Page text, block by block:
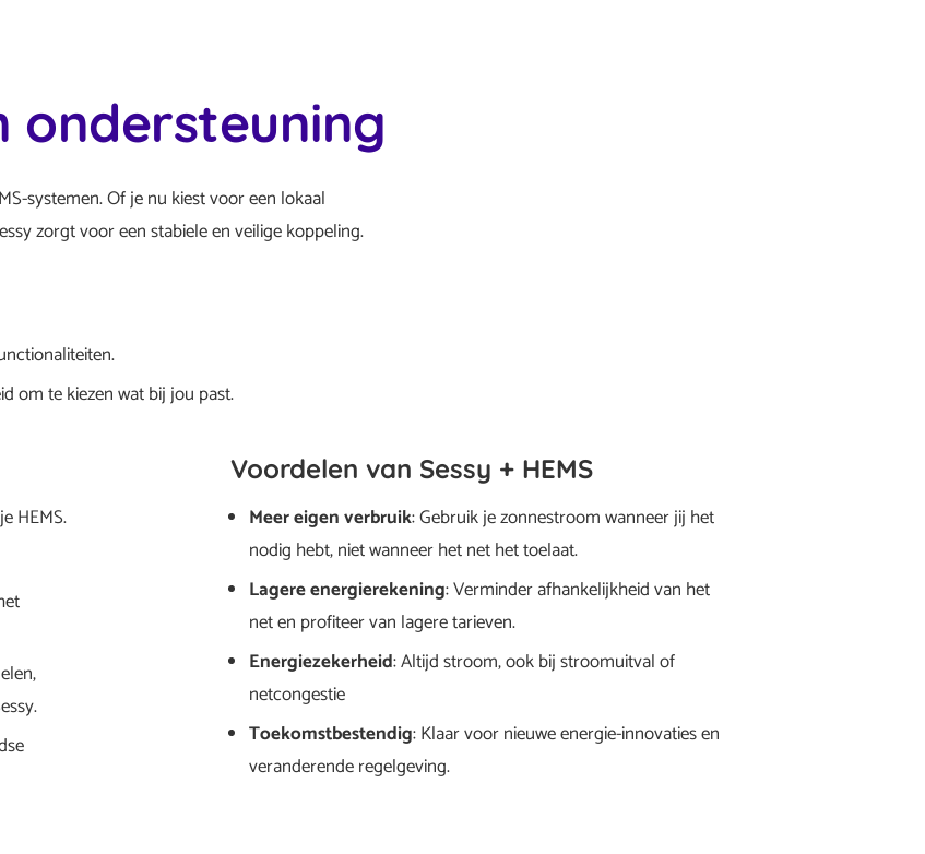
ondersteuning
systemen. Of je nu kiest voor een lokaal
zorgt voor een stabiele en veilige koppeling.
om te kiezen wat bij jou past.
HEMS.
Voordelen van Sessy + HEMS
Meer eigen verbruik: Gebruik je zonnestroom wanneer jij het
nodig hebt, niet wanneer het net het toelaat.
Lagere energierekening: Verminder afhankelijkheid van het
net en profiteer van lagere tarieven.
Energiezekerheid: Altijd stroom, ook bij stroomuitval of
netcongestie
Toekomstbestendig: Klaar voor nieuwe energie-innovaties en
veranderende regelgeving.